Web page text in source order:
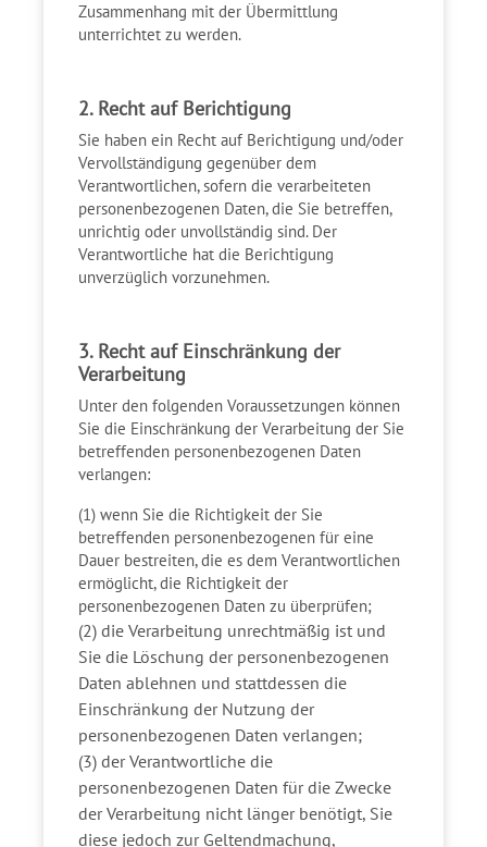
Zusammenhang mit der Übermittlung
unterrichtet zu werden.
2. Recht auf Berichtigung
Sie haben ein Recht auf Berichtigung und/oder
Vervollständigung gegenüber dem
Verantwortlichen, sofern die verarbeiteten
personenbezogenen Daten, die Sie betreffen,
unrichtig oder unvollständig sind. Der
Verantwortliche hat die Berichtigung
unverzüglich vorzunehmen.
3. Recht auf Einschränkung der
Verarbeitung
Unter den folgenden Voraussetzungen können
Sie die Einschränkung der Verarbeitung der Sie
betreffenden personenbezogenen Daten
verlangen:
(1) wenn Sie die Richtigkeit der Sie
betreffenden personenbezogenen für eine
Dauer bestreiten, die es dem Verantwortlichen
ermöglicht, die Richtigkeit der
personenbezogenen Daten zu überprüfen;
(2) die Verarbeitung unrechtmäßig ist und
Sie die Löschung der personenbezogenen
Daten ablehnen und stattdessen die
Einschränkung der Nutzung der
personenbezogenen Daten verlangen;
(3) der Verantwortliche die
personenbezogenen Daten für die Zwecke
der Verarbeitung nicht länger benötigt, Sie
diese jedoch zur Geltendmachung,